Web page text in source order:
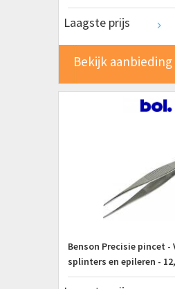
Prijs
€ 0 tot € 5+
Laagste prijs
Bekijk aanbieding
Benson Precisie pincet -
splinters en epileren -
en